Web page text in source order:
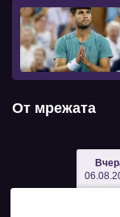
От мрежата